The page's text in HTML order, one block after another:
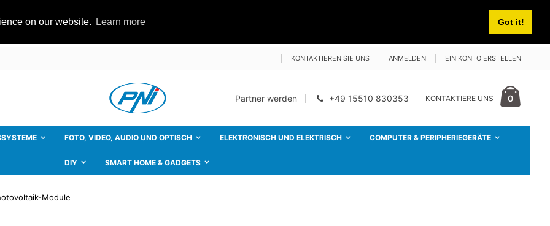
on our website. Learn more Got it!
KONTAKTIEREN SIE UNS ANMELDEN EIN KONTO ERSTELLEN
0Artikel
Partner werden +49 15510 830353 KONTAKTIERE UNS
FOTO, VIDEO, AUDIO UND OPTISCH ELEKTRONISCH UND ELEKTRISCH COMPUTER & PERIPHERIEGERÄTE
DIY SMART HOME & GADGETS
Module